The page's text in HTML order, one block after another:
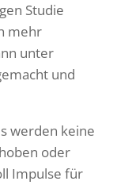
Studie
mehr
unter
und
werden keine
oder
Impulse für